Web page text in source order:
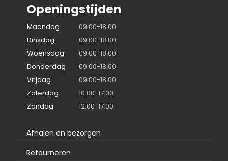
Openingstijden
Maandag
09:00-18:00
Dinsdag
09:00-18:00
Woensdag
09:00-18:00
Donderdag
09:00-18:00
Vrijdag
09:00-18:00
Zaterdag
10:00-17:00
Zondag
12:00-17:00
Afhalen en bezorgen
Retourneren